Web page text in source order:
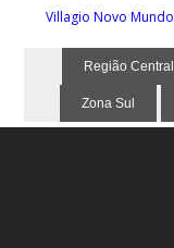
Villagio Novo Mundo
Região Central
Zona Sul